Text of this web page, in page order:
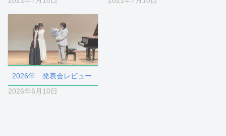
2026年 発表会レビュー
2026年6月10日